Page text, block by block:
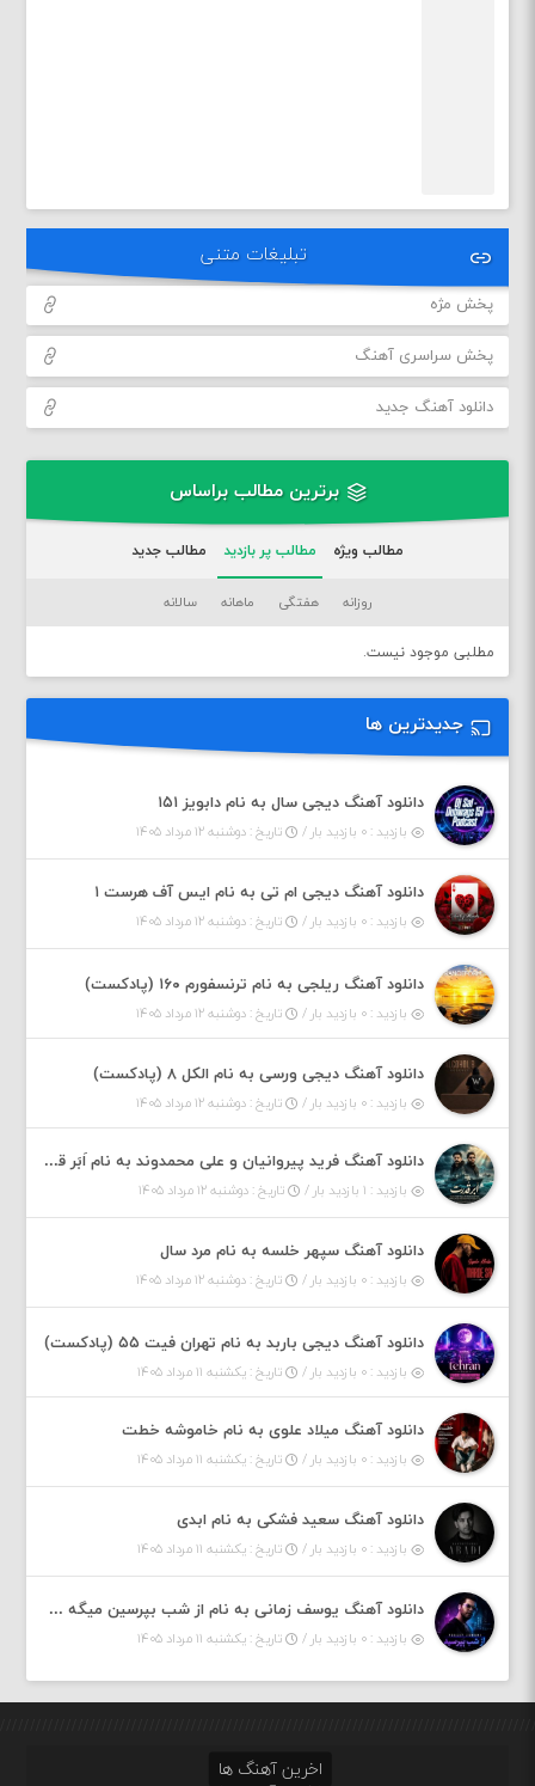
تبلیغات متنی
پخش مژه
پخش سراسری آهنگ
دانلود آهنگ جدید
برترین مطالب براساس
مطالب ویژه مطالب پر بازدید مطالب جدید
روزانه هفتگی ماهانه سالانه
مطلبی موجود نیست.
جدیدترین ها
دانلود آهنگ دیجی سال به نام دابویز ۱۵۱
بازدید : ۰ بازدید بار / تاریخ : دوشنبه ۱۲ مرداد ۱۴۰۵
دانلود آهنگ دیجی ام تی به نام ایس آف هرست ۱
بازدید : ۰ بازدید بار / تاریخ : دوشنبه ۱۲ مرداد ۱۴۰۵
دانلود آهنگ ریلجی به نام ترنسفورم ۱۶۰ (پادکست)
بازدید : ۰ بازدید بار / تاریخ : دوشنبه ۱۲ مرداد ۱۴۰۵
دانلود آهنگ دیجی ورسی به نام الکل ۸ (پادکست)
بازدید : ۰ بازدید بار / تاریخ : دوشنبه ۱۲ مرداد ۱۴۰۵
دانلود آهنگ فرید پیروانیان و علی محمدوند به نام اَبَر قدرت
بازدید : ۱ بازدید بار / تاریخ : دوشنبه ۱۲ مرداد ۱۴۰۵
دانلود آهنگ سپهر خلسه به نام مرد سال
بازدید : ۰ بازدید بار / تاریخ : دوشنبه ۱۲ مرداد ۱۴۰۵
دانلود آهنگ دیجی باربد به نام تهران فیت ۵۵ (پادکست)
بازدید : ۰ بازدید بار / تاریخ : یکشنبه ۱۱ مرداد ۱۴۰۵
دانلود آهنگ میلاد علوی به نام خاموشه خطت
بازدید : ۰ بازدید بار / تاریخ : یکشنبه ۱۱ مرداد ۱۴۰۵
دانلود آهنگ سعید فشکی به نام ابدی
بازدید : ۰ بازدید بار / تاریخ : یکشنبه ۱۱ مرداد ۱۴۰۵
دانلود آهنگ یوسف زمانی به نام از شب بپرسین میگه چه روزگاری دارم
بازدید : ۰ بازدید بار / تاریخ : یکشنبه ۱۱ مرداد ۱۴۰۵
اخرین آهنگ ها